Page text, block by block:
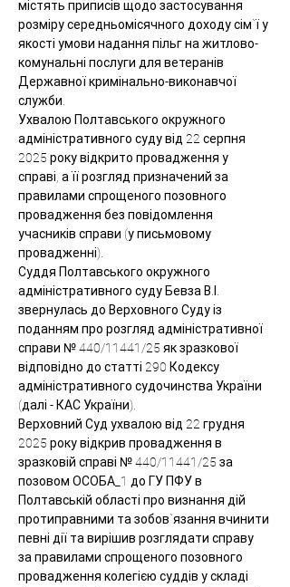
містять приписів щодо застосування
розміру середньомісячного доходу сім`ї у
якості умови надання пільг на житлово-
комунальні послуги для ветеранів
Державної кримінально-виконавчої
служби.
Ухвалою Полтавського окружного
адміністративного суду від 22 серпня
2025 року відкрито провадження у
справі, а її розгляд призначений за
правилами спрощеного позовного
провадження без повідомлення
учасників справи (у письмовому
провадженні).
Суддя Полтавського окружного
адміністративного суду Бевза В.І.
звернулась до Верховного Суду із
поданням про розгляд адміністративної
справи № 440/11441/25 як зразкової
відповідно до статті 290 Кодексу
адміністративного судочинства України
(далі - КАС України).
Верховний Суд ухвалою від 22 грудня
2025 року відкрив провадження в
зразковій справі № 440/11441/25 за
позовом ОСОБА_1 до ГУ ПФУ в
Полтавській області про визнання дій
протиправними та зобов`язання вчинити
певні дії та вирішив розглядати справу
за правилами спрощеного позовного
провадження колегією суддів у складі